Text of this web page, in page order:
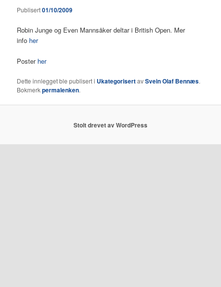
Publisert01/10/2009
Robin Junge og Even Mannsåker deltar i British Open. Mer
info her
Poster her
Dette innlegget ble publisert i UkategorisertavSvein Olaf Bennæs.
Bokmerkpermalenken.
Stolt drevet av WordPress